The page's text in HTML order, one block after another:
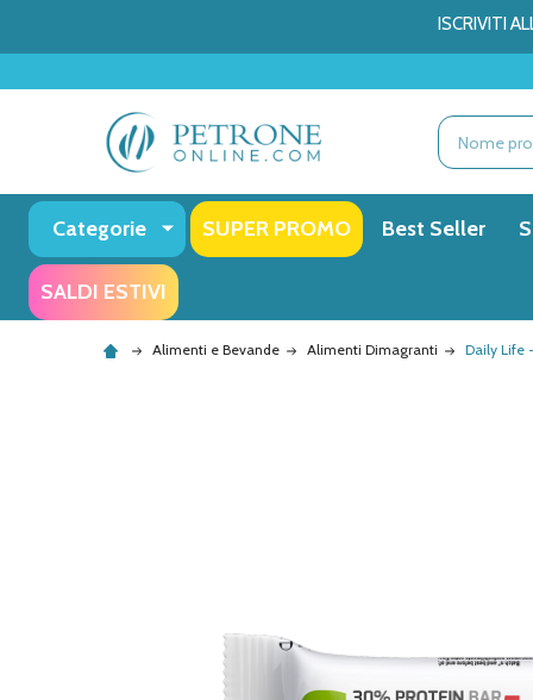
ISCRIVITI
Ricerca
Categorie SUPER PROMO Best Seller
SALDI ESTIVI
Alimenti e Bevande Alimenti Dimagranti Daily Life